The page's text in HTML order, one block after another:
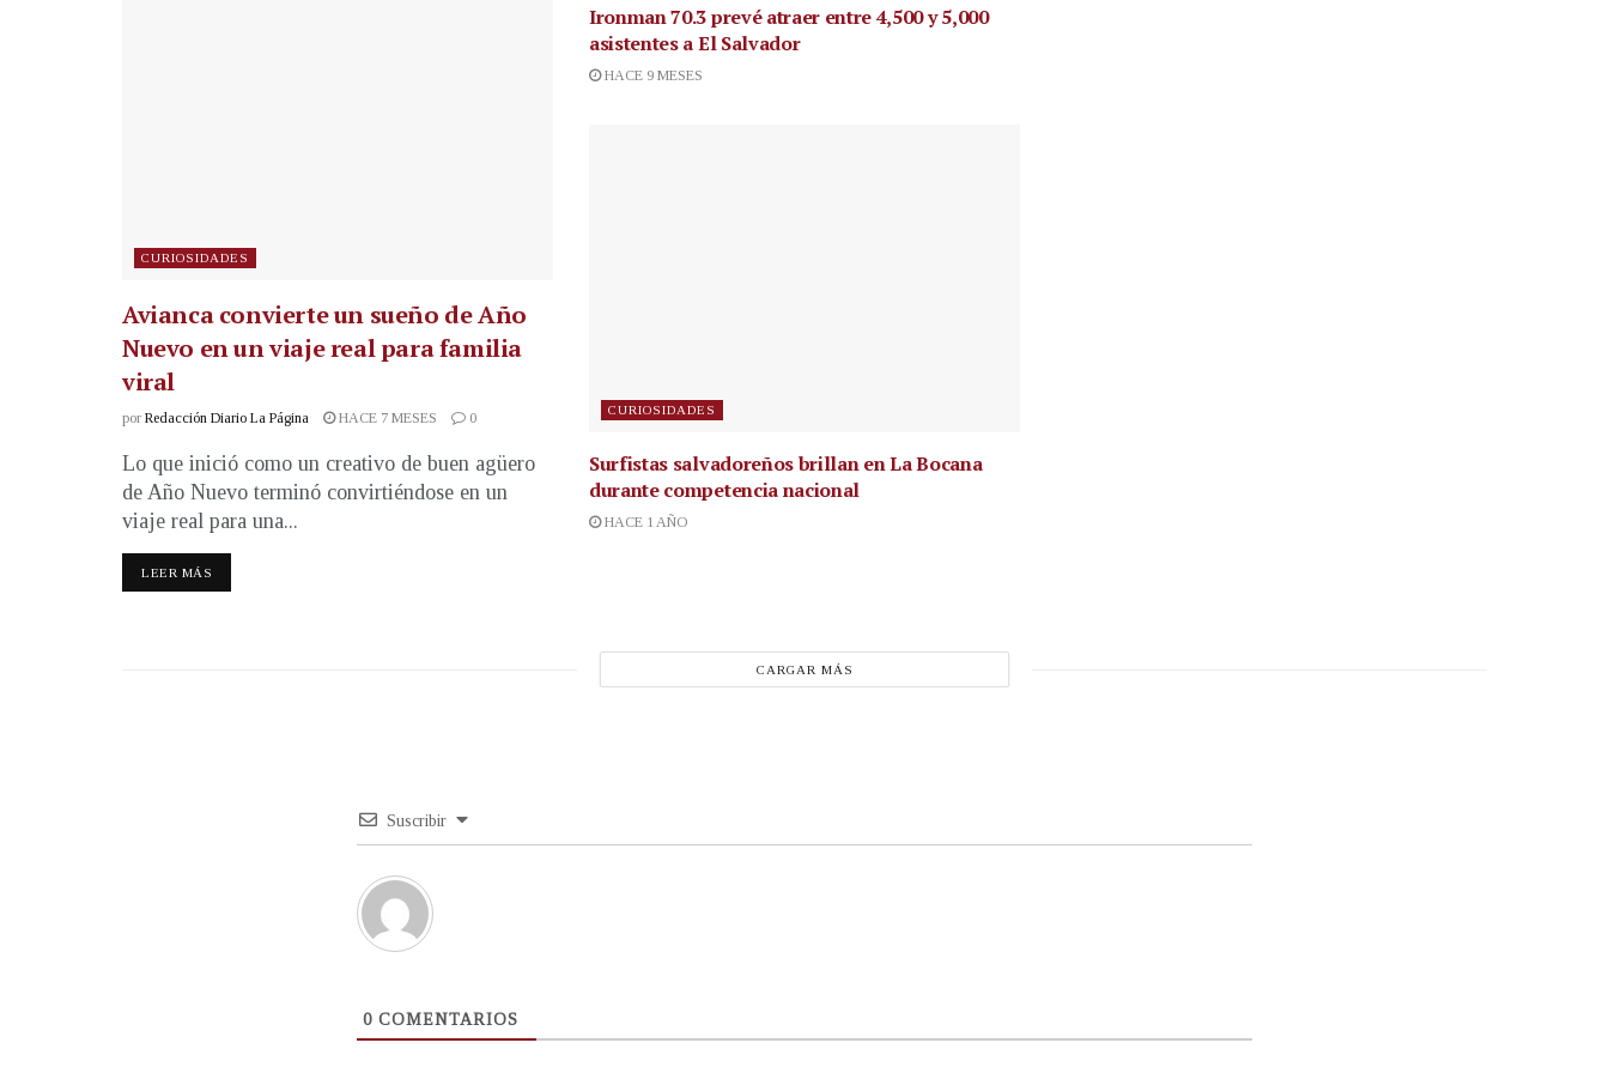
CURIOSIDADES
Avianca convierte un sueño de Año
Nuevo en un viaje real para familia
viral
por Redacción Diario La Página HACE 7 MESES 0
Lo que inició como un creativo de buen agüero
de Año Nuevo terminó convirtiéndose en un
viaje real para una...
LEER MÁS
Ironman 70.3 prevé atraer entre 4,500 y 5,000
asistentes a El Salvador
HACE 9 MESES
CURIOSIDADES
Surfistas salvadoreños brillan en La Bocana
durante competencia nacional
HACE 1 AÑO
CARGAR MÁS
Suscribir
0 COMENTARIOS